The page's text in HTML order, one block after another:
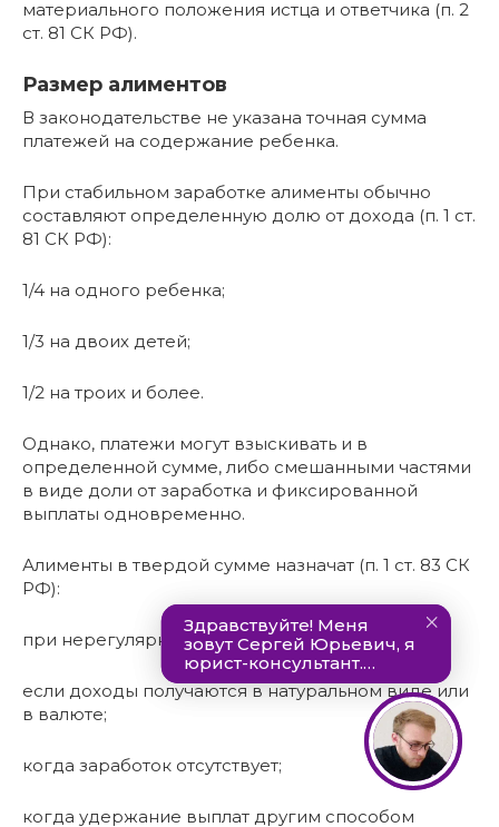
материального положения истца и ответчика (п. 2
ст. 81 СК РФ).
Размер алиментов
В законодательстве не указана точная сумма
платежей на содержание ребенка.
При стабильном заработке алименты обычно
составляют определенную долю от дохода (п. 1 ст.
81 СК РФ):
1/4 на одного ребенка;
1/3 на двоих детей;
1/2 на троих и более.
Однако, платежи могут взыскивать и в
определенной сумме, либо смешанными частями
в виде доли от заработка и фиксированной
выплаты одновременно.
Алименты в твердой сумме назначат (п. 1 ст. 83 СК
РФ):
при нерегулярном заработке плательщика;
если доходы получаются в натуральном виде или
в валюте;
когда заработок отсутствует;
когда удержание выплат другим способом